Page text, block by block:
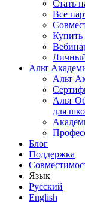
Стать
Все
Купить
Альт
Альт
Альт
для
Блог
Поддержка
Язык
Русский
English